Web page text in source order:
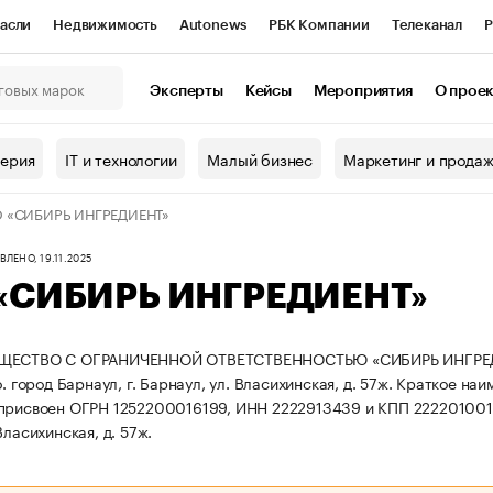
Недвижимость Autonews РБК Компании Телеканал
Проверка контрагентов
Эксперты Кейсы Мероприятия О
IT и технологии Малый бизнес Маркетинг и
ИНГРЕДИЕНТ»
19.11.2025
ИНГРЕДИЕНТ»
С ОГРАНИЧЕННОЙ ОТВЕТСТВЕННОСТЬЮ «СИБИРЬ
город Барнаул, г. Барнаул, ул. Власихинская, д. 57ж. Краткое
ОГРН 1252200016199, ИНН 2222913439 и КПП
д. 57ж.